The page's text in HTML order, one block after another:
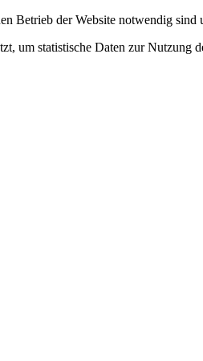
Betrieb der Website notwendig sind
um statistische Daten zur Nutzung